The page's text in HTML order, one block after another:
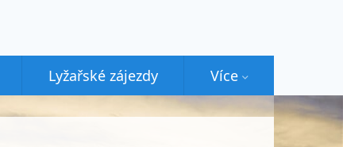
Lyžařské zájezdy Více